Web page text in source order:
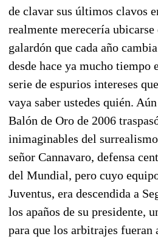
de clavar sus últimos clavos
realmente merecería ubicarse
galardón que cada año
desde hace ya mucho tiempo
serie de espurios intereses
vaya saber ustedes quién.
Balón de Oro de 2006
inimaginables del
señor Cannavaro, defensa
del Mundial, pero cuyo
Juventus, era descendida a
los apaños de su presidente,
para que los arbitrajes fueran